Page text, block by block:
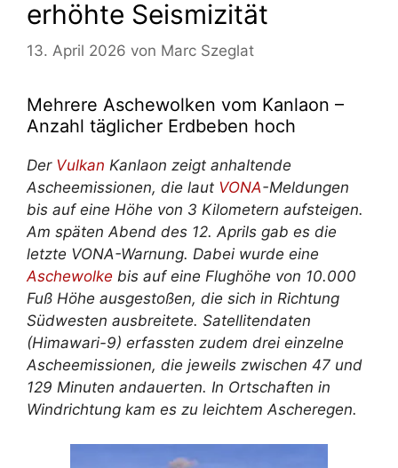
erhöhte Seismizität
13. April 2026 von Marc Szeglat
Mehrere Aschewolken vom Kanlaon –
Anzahl täglicher Erdbeben hoch
Der Vulkan Kanlaon zeigt anhaltende
Ascheemissionen, die laut VONA-Meldungen
bis auf eine Höhe von 3 Kilometern aufsteigen.
Am späten Abend des 12. Aprils gab es die
letzte VONA-Warnung. Dabei wurde eine
Aschewolke bis auf eine Flughöhe von 10.000
Fuß Höhe ausgestoßen, die sich in Richtung
Südwesten ausbreitete. Satellitendaten
(Himawari-9) erfassten zudem drei einzelne
Ascheemissionen, die jeweils zwischen 47 und
129 Minuten andauerten. In Ortschaften in
Windrichtung kam es zu leichtem Ascheregen.